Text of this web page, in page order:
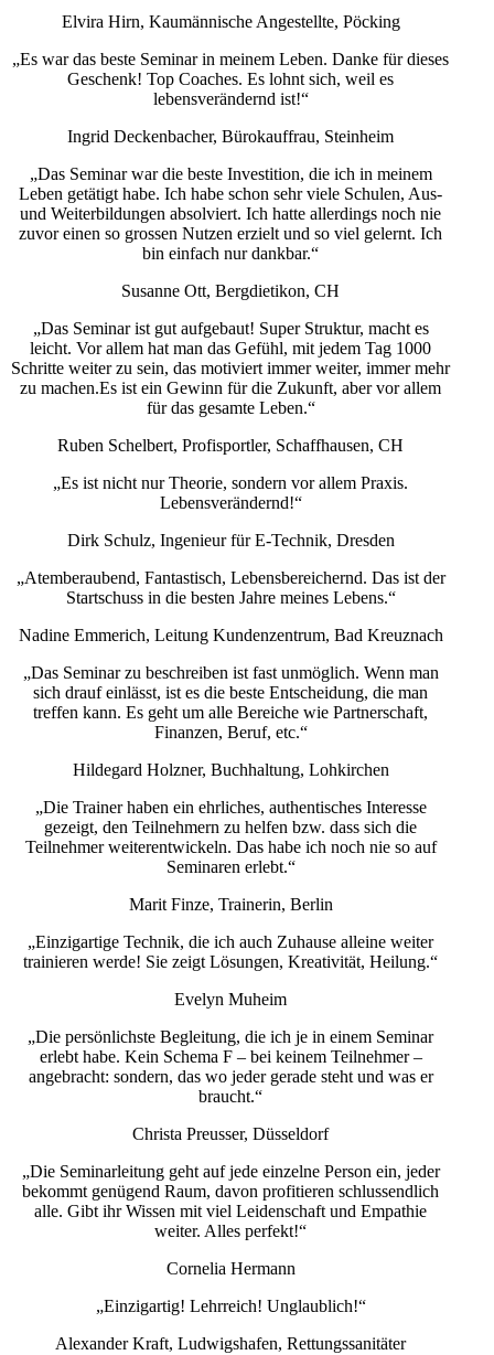
Elvira Hirn, Kaumännische Angestellte, Pöcking
„Es war das beste Seminar in meinem Leben. Danke für dieses
Geschenk! Top Coaches. Es lohnt sich, weil es
lebensverändernd ist!“
Ingrid Deckenbacher, Bürokauffrau, Steinheim
„Das Seminar war die beste Investition, die ich in meinem
Leben getätigt habe. Ich habe schon sehr viele Schulen, Aus-
und Weiterbildungen absolviert. Ich hatte allerdings noch nie
zuvor einen so grossen Nutzen erzielt und so viel gelernt. Ich
bin einfach nur dankbar.“
Susanne Ott, Bergdietikon, CH
„Das Seminar ist gut aufgebaut! Super Struktur, macht es
leicht. Vor allem hat man das Gefühl, mit jedem Tag 1000
Schritte weiter zu sein, das motiviert immer weiter, immer mehr
zu machen.Es ist ein Gewinn für die Zukunft, aber vor allem
für das gesamte Leben.“
Ruben Schelbert, Profisportler, Schaffhausen, CH
„Es ist nicht nur Theorie, sondern vor allem Praxis.
Lebensverändernd!“
Dirk Schulz, Ingenieur für E-Technik, Dresden
„Atemberaubend, Fantastisch, Lebensbereichernd. Das ist der
Startschuss in die besten Jahre meines Lebens.“
Nadine Emmerich, Leitung Kundenzentrum, Bad Kreuznach
„Das Seminar zu beschreiben ist fast unmöglich. Wenn man
sich drauf einlässt, ist es die beste Entscheidung, die man
treffen kann. Es geht um alle Bereiche wie Partnerschaft,
Finanzen, Beruf, etc.“
Hildegard Holzner, Buchhaltung, Lohkirchen
„Die Trainer haben ein ehrliches, authentisches Interesse
gezeigt, den Teilnehmern zu helfen bzw. dass sich die
Teilnehmer weiterentwickeln. Das habe ich noch nie so auf
Seminaren erlebt.“
Marit Finze, Trainerin, Berlin
„Einzigartige Technik, die ich auch Zuhause alleine weiter
trainieren werde! Sie zeigt Lösungen, Kreativität, Heilung.“
Evelyn Muheim
„Die persönlichste Begleitung, die ich je in einem Seminar
erlebt habe. Kein Schema F – bei keinem Teilnehmer –
angebracht: sondern, das wo jeder gerade steht und was er
braucht.“
Christa Preusser, Düsseldorf
„Die Seminarleitung geht auf jede einzelne Person ein, jeder
bekommt genügend Raum, davon profitieren schlussendlich
alle. Gibt ihr Wissen mit viel Leidenschaft und Empathie
weiter. Alles perfekt!“
Cornelia Hermann
„Einzigartig! Lehrreich! Unglaublich!“
Alexander Kraft, Ludwigshafen, Rettungssanitäter